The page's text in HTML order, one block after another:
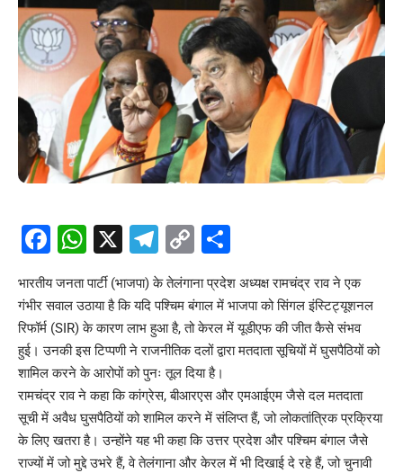
Facebook
WhatsApp
X Telegram
Copy
Link
भारतीय जनता पार्टी (भाजपा) के तेलंगाना प्रदेश अध्यक्ष रामचंद्र राव ने एक
गंभीर सवाल उठाया है कि यदि पश्चिम बंगाल में भाजपा को सिंगल इंस्टिट्यूशनल
रिफॉर्म (SIR) के कारण लाभ हुआ है, तो केरल में यूडीएफ की जीत कैसे संभव
हुई। उनकी इस टिप्पणी ने राजनीतिक दलों द्वारा मतदाता सूचियों में घुसपैठियों को
शामिल करने के आरोपों को पुनः तूल दिया है।
रामचंद्र राव ने कहा कि कांग्रेस, बीआरएस और एमआईएम जैसे दल मतदाता
सूची में अवैध घुसपैठियों को शामिल करने में संलिप्त हैं, जो लोकतांत्रिक प्रक्रिया
के लिए खतरा है। उन्होंने यह भी कहा कि उत्तर प्रदेश और पश्चिम बंगाल जैसे
राज्यों में जो मुद्दे उभरे हैं, वे तेलंगाना और केरल में भी दिखाई दे रहे हैं, जो चुनावी